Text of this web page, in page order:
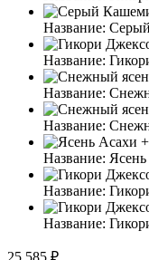
Название:
Название:
Название:
Название:
Название:
Название:
Название:
25 585 ₽